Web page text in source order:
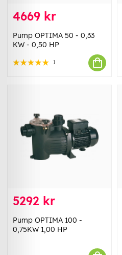
4669 kr
Pump OPTIMA 50 - 0,33
KW - 0,50 HP
1
5292 kr
Pump OPTIMA 100 -
0,75KW 1,00 HP